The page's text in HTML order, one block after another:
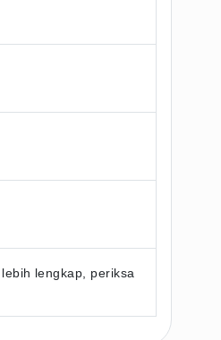
lengkap, periksa